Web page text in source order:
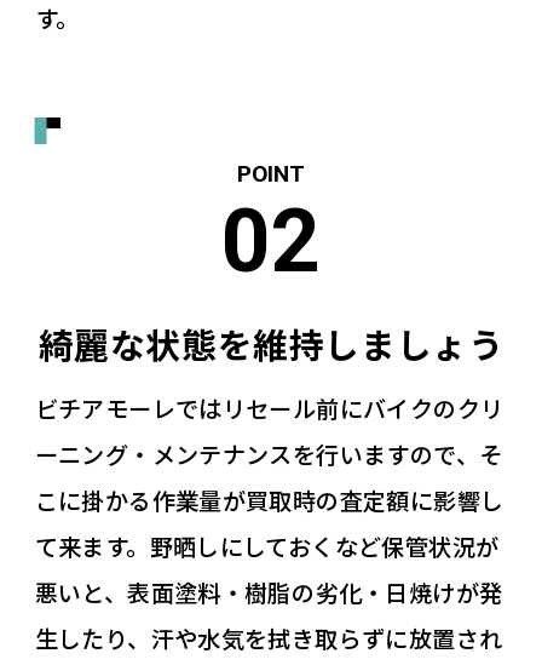
す。
綺麗な状態を維持しましょう
ビチアモーレではリセール前にバイクのクリ
ーニング・メンテナンスを行いますので、そ
こに掛かる作業量が買取時の査定額に影響し
て来ます。野晒しにしておくなど保管状況が
悪いと、表面塗料・樹脂の劣化・日焼けが発
生したり、汗や水気を拭き取らずに放置され